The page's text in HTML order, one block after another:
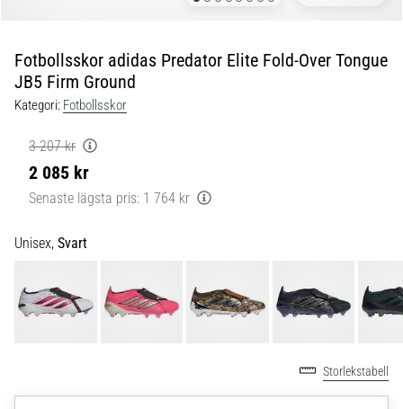
Var
en
del
match,
mål
och…
9. 6. 2025
3 min. läsning
Nike
Fotbollsskor adidas Predator Elite Fold-Over Tongue
JB5 Firm Ground
Kategori: Fotbollsskor
3 207 kr
2 085 kr
Senaste lägsta pris: 1 764 kr
Unisex, Svart
Storlekstabell